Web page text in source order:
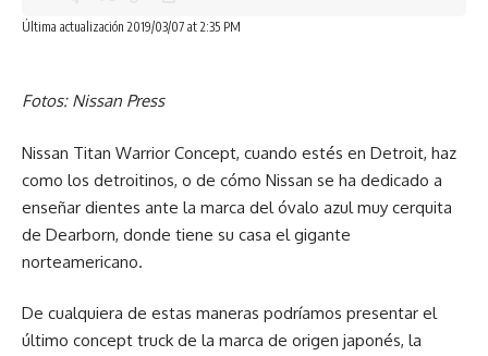
Última actualización 2019/03/07 at 2:35 PM
Fotos: Nissan Press
Nissan Titan Warrior Concept, cuando estés en Detroit, haz
como los detroitinos, o de cómo Nissan se ha dedicado a
enseñar dientes ante la marca del óvalo azul muy cerquita
de Dearborn, donde tiene su casa el gigante
norteamericano.
De cualquiera de estas maneras podríamos presentar el
último concept truck de la marca de origen japonés, la